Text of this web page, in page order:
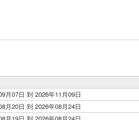
月07日 到 2026年11月09日
月20日 到 2026年08月24日